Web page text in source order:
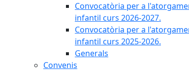
Convocatòria per a
infantil curs 2026-2027.
Convocatòria per a
infantil curs 2025-2026.
Generals
Convenis